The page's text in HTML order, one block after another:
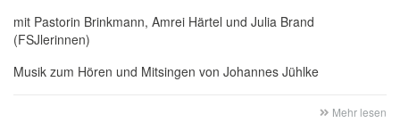
mit Pastorin Brinkmann, Amrei Härtel und Julia Brand
(FSJlerinnen)
Musik zum Hören und Mitsingen von Johannes Jühlke
Mehr lesen